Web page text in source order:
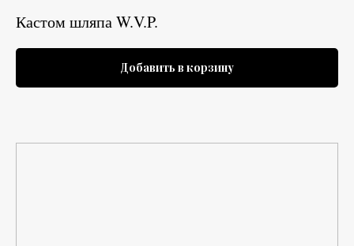
Кастом шляпа W.V.P.
Добавить в корзину